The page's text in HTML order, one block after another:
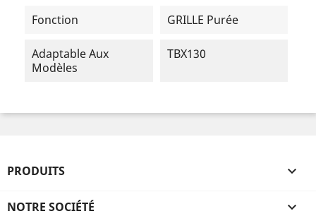
Fonction GRILLE Purée
Adaptable Aux
Modèles
TBX130
PRODUITS 
NOTRE SOCIÉTÉ 